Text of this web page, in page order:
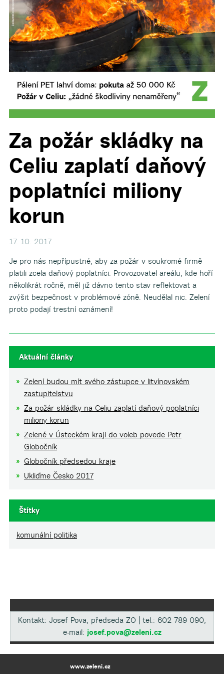
Za požár skládky na
Celiu zaplatí daňový
poplatníci miliony
korun
17. 10. 2017
Je pro nás nepřípustné, aby za požár v soukromé firmě
platili zcela daňový poplatníci. Provozovatel areálu, kde hoří
několikrát ročně, měl již dávno tento stav reflektovat a
zvýšit bezpečnost v problémové zóně. Neudělal nic. Zelení
proto podají trestní oznámení!
Aktuální články
Zelení budou mít svého zástupce v litvínovském
zastupitelstvu
Za požár skládky na Celiu zaplatí daňový poplatníci
miliony korun
Zelené v Ústeckém kraji do voleb povede Petr
Globočník
Globočník předsedou kraje
Ukliďme Česko 2017
Štítky
komunální politika
Kontakt: Josef Pova, předseda ZO | tel.: 602 789 090,
e-mail: josef.pova@zeleni.cz
www.zeleni.cz